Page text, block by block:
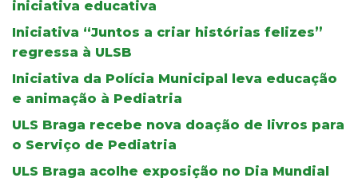
iniciativa educativa
Iniciativa “Juntos a criar histórias felizes”
regressa à ULSB
Iniciativa da Polícia Municipal leva educação
e animação à Pediatria
ULS Braga recebe nova doação de livros para
o Serviço de Pediatria
ULS Braga acolhe exposição no Dia Mundial